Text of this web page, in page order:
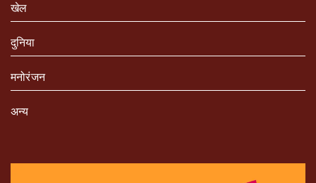
खेल
दुनिया
मनोरंजन
अन्य